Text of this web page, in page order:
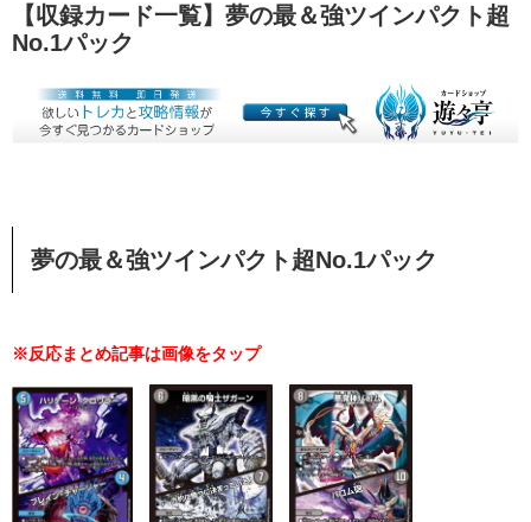
【収録カード一覧】夢の最＆強ツインパクト超
No.1パック
夢の最＆強ツインパクト超No.1パック
※反応まとめ記事は画像をタップ